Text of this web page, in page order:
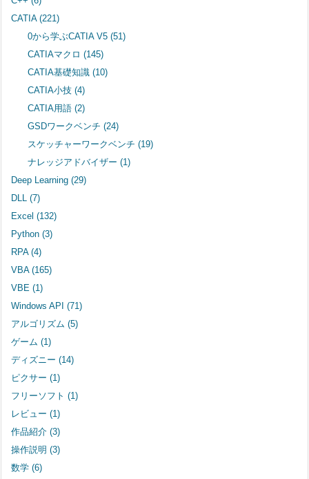
CATIA (221)
0から学ぶCATIA V5(51)
CATIAマクロ(145)
CATIA基礎知識(10)
CATIA小技(4)
CATIA用語(2)
GSDワークベンチ(24)
スケッチャーワークベンチ(19)
ナレッジアドバイザー(1)
Deep Learning (29)
DLL (7)
Excel (132)
Python (3)
RPA (4)
VBA (165)
VBE (1)
Windows API (71)
アルゴリズム (5)
ゲーム (1)
ディズニー (14)
ピクサー (1)
フリーソフト (1)
レビュー (1)
作品紹介 (3)
操作説明 (3)
数学 (6)